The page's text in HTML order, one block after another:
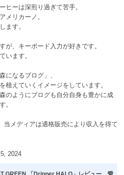
ヒーは深煎り過ぎて苦手。
メリカーノ。
ます。
が、キーボード入力が好きです。
います。
になるブログ」、
植えていくイメージをしています。
のようにブログも自分自身も豊かに成
。
当メディアは適格販売により収入を得て
5 2024